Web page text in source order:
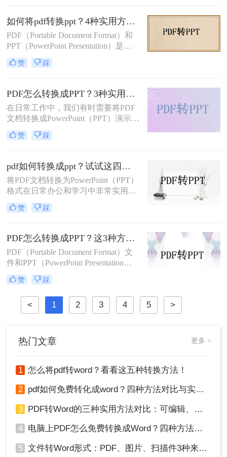
如何将pdf转换ppt？4种实用方法解析！
PDF（Portable Document Format）和
PPT（PowerPoint Presentation）是两
种常见的文件格式，分别用于文档存
储和演示文稿制作。在某些情况下，
式，以便在演示文稿中使用或进行进
一步编辑。那么如何将pdf转换ppt
呢？本文将详细介绍几种将PDF转换
为PPT的方法，帮助您高效地完成这
一任务。
赞 踩
PDF怎么转换成PPT？3种实用方法详解！
在日常工作中，我们有时需要将PDF
文档转换成PowerPoint（PPT）演示文
稿以方便展示或编辑。那么PDF怎么
转换成PPT呢？本文将介绍几种实现
赞 踩
pdf如何转换成ppt？试试这四种常用方法！
将PDF文档转换为PowerPoint（PPT）
格式在日常办公和学习中非常实用，
特别是在需要对内容进行编辑或演示
时。那么pdf如何转换成ppt呢？本文
赞 踩
PDF怎么转换成PPT？这3种方法教会你！
PDF（Portable Document Format）文
件和PPT（PowerPoint Presentation）
文件在日常办公和学习中都有着广泛
的应用。有时，我们需要将PDF文件
转换为PPT格式，以便进行编辑、修
改或展示。那么PDF怎么转换成PPT
呢？本文将介绍三种将PDF转换成
赞 踩
< 1 2 3 4 5 >
热门文章 更多 >
1 怎么将pdf转word？看看这五种转换方法！
2 pdf如何免费转化成word？四种方法对比与实操指南（附详细表格）
3 PDF转Word的三种实用方法对比：可编辑、保格式、避风险！
4 电脑上PDF怎么免费转换成Word？四种方法对比与实操指南（附详细表格）!
5 文件转Word形式：PDF、图片、扫描件3种来源分别怎么处理！